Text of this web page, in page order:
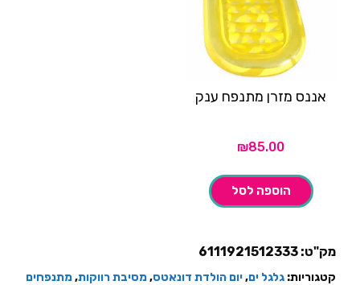
אננס מזרן מתנפח ענק
₪85.00
הוספה לסל
מק"ט: 6111921512333
קטגוריות: גלגל ים,יום הולדת דונאטס,מסיבת רווקות,מתנפחים